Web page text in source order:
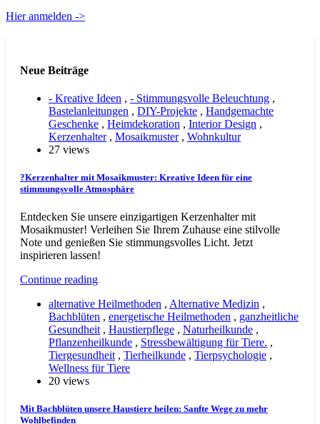
Hier anmelden ->
Neue Beiträge
- Kreative Ideen , - Stimmungsvolle Beleuchtung ,
Bastelanleitungen , DIY-Projekte , Handgemachte
Geschenke , Heimdekoration , Interior Design ,
Kerzenhalter, Mosaikmuster, Wohnkultur
27 views
?Kerzenhalter mit Mosaikmuster: Kreative Ideen für eine
stimmungsvolle Atmosphäre
Entdecken Sie unsere einzigartigen Kerzenhalter mit
Mosaikmuster! Verleihen Sie Ihrem Zuhause eine stilvolle
Note und genießen Sie stimmungsvolles Licht. Jetzt
inspirieren lassen!
Continue reading
alternative Heilmethoden , Alternative Medizin ,
Bachblüten , energetische Heilmethoden , ganzheitliche
Gesundheit , Haustierpflege , Naturheilkunde ,
Pflanzenheilkunde , Stressbewältigung für Tiere. ,
Tiergesundheit , Tierheilkunde , Tierpsychologie ,
Wellness für Tiere
20 views
Mit Bachblüten unsere Haustiere heilen: Sanfte Wege zu mehr
Wohlbefinden